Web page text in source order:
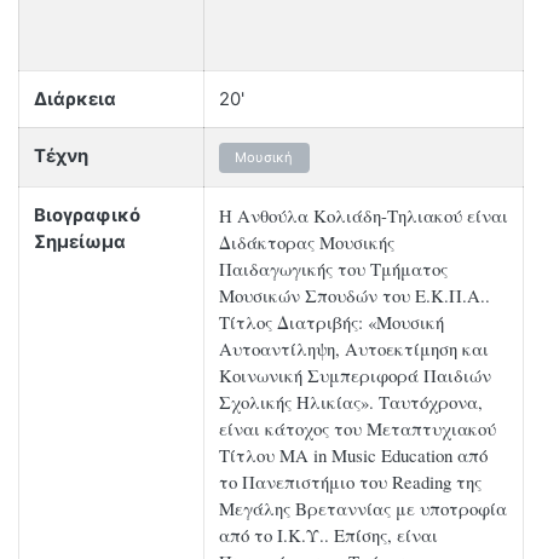
Διάρκεια 20'
Τέχνη Μουσική
Βιογραφικό
Σημείωμα
Η Ανθούλα Κολιάδη-Τηλιακού είναι
Διδάκτορας Μουσικής
Παιδαγωγικής του Τμήματος
Μουσικών Σπουδών του Ε.Κ.Π.Α..
Τίτλος Διατριβής: «Μουσική
Αυτοαντίληψη, Αυτοεκτίμηση και
Κοινωνική Συμπεριφορά Παιδιών
Σχολικής Ηλικίας». Ταυτόχρονα,
είναι κάτοχος του Μεταπτυχιακού
Τίτλου ΜΑ in Music Education από
το Πανεπιστήμιο του Reading της
Μεγάλης Βρεταννίας με υποτροφία
από το Ι.Κ.Υ.. Επίσης, είναι